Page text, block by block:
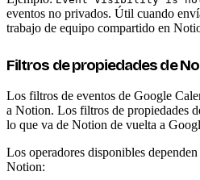
eventos no privados. Útil cuando
trabajo de equipo compartido en
Filtros de propiedades de
Los filtros de eventos de Google
a Notion. Los filtros de propiedades
lo que va de Notion de vuelta a
Los operadores disponibles
Notion: